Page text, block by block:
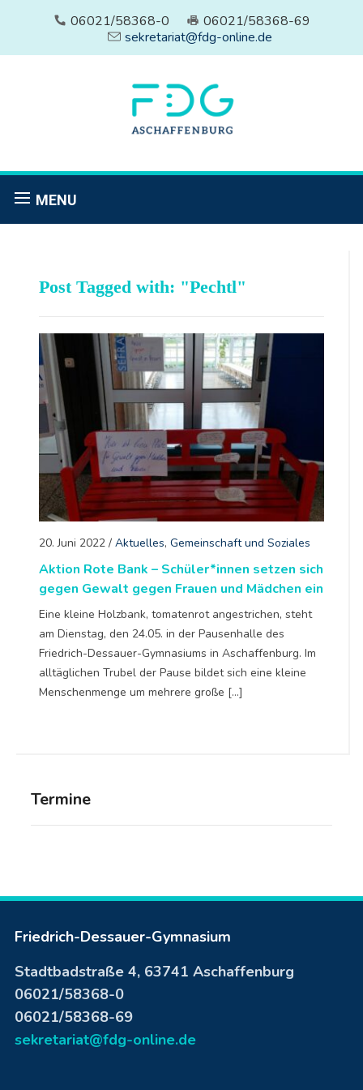
06021/58368-0
06021/58368-69
sekretariat@fdg-online.de
MENU
Termine
Post Tagged with: "Pechtl"
20. Juni 2022/ Aktuelles, Gemeinschaft und Soziales
Aktion Rote Bank – Schüler*innen setzen sich
gegen Gewalt gegen Frauen und Mädchen ein
Eine kleine Holzbank, tomatenrot angestrichen, steht
am Dienstag, den 24.05. in der Pausenhalle des
Friedrich-Dessauer-Gymnasiums in Aschaffenburg. Im
alltäglichen Trubel der Pause bildet sich eine kleine
Menschenmenge um mehrere große […]
Friedrich-Dessauer-Gymnasium
Stadtbadstraße 4, 63741 Aschaffenburg
06021/58368-0
06021/58368-69
sekretariat@fdg-online.de